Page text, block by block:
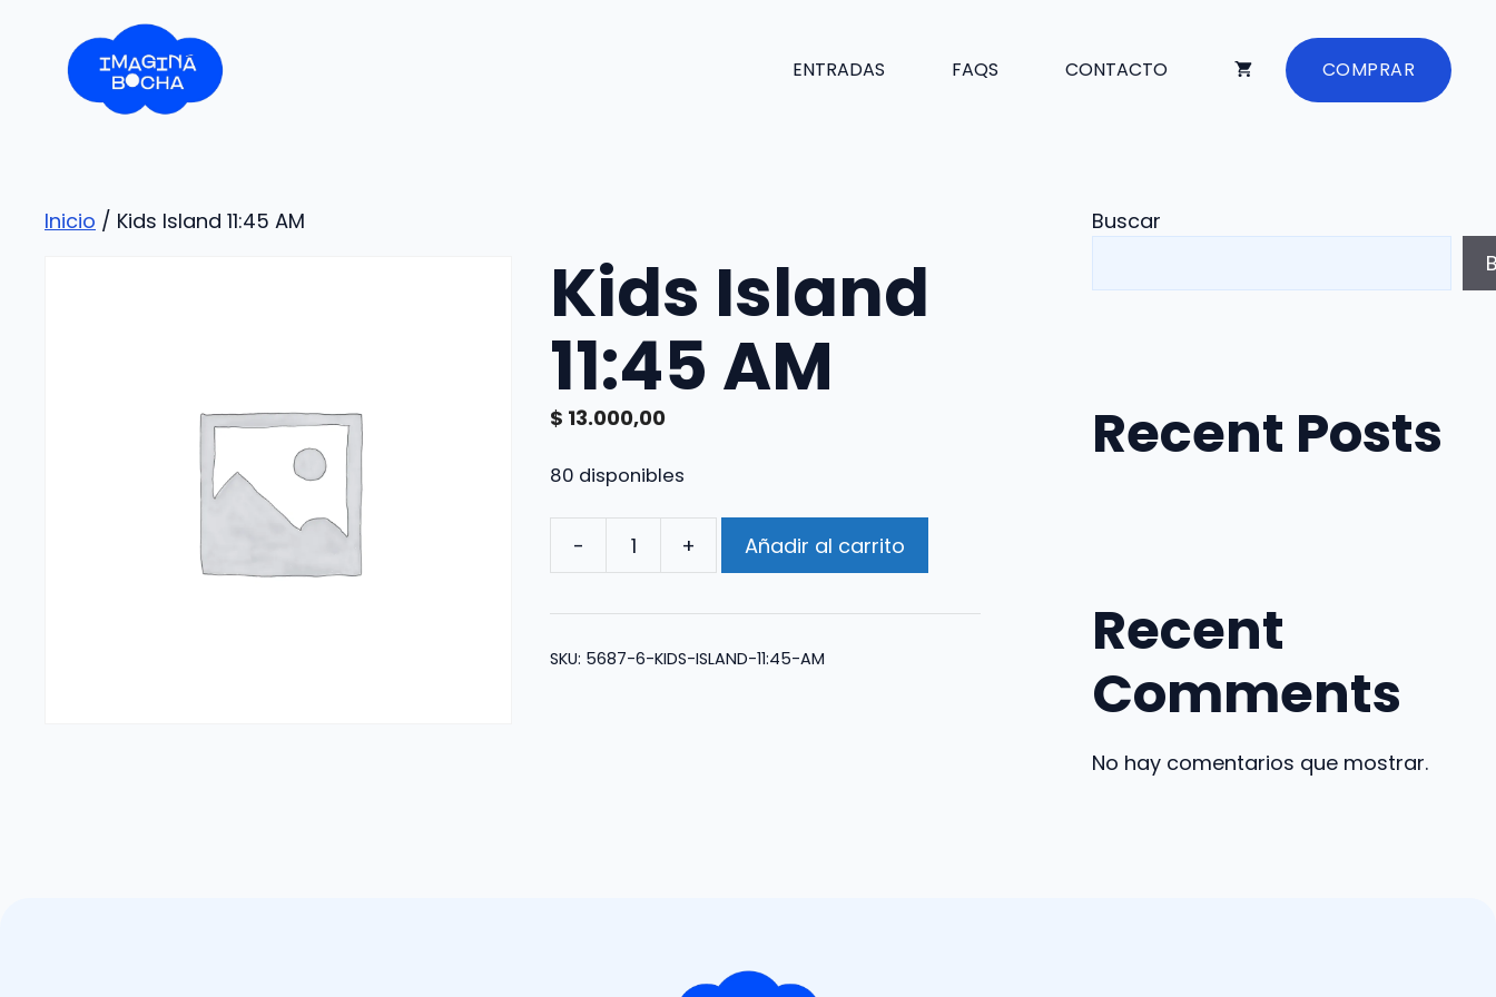
contenido
ENTRADAS FAQS CONTACTO COMPRAR
Inicio / Kids Island 11:45 AM
Kids Island
11:45 AM
$ 13.000,00
80 disponibles
-
11:45
AM
+ Añadir al carrito
SKU: 5687-6-KIDS-ISLAND-11:45-AM
Buscar
Recent Posts
Recent
Comments
No hay comentarios que mostrar.